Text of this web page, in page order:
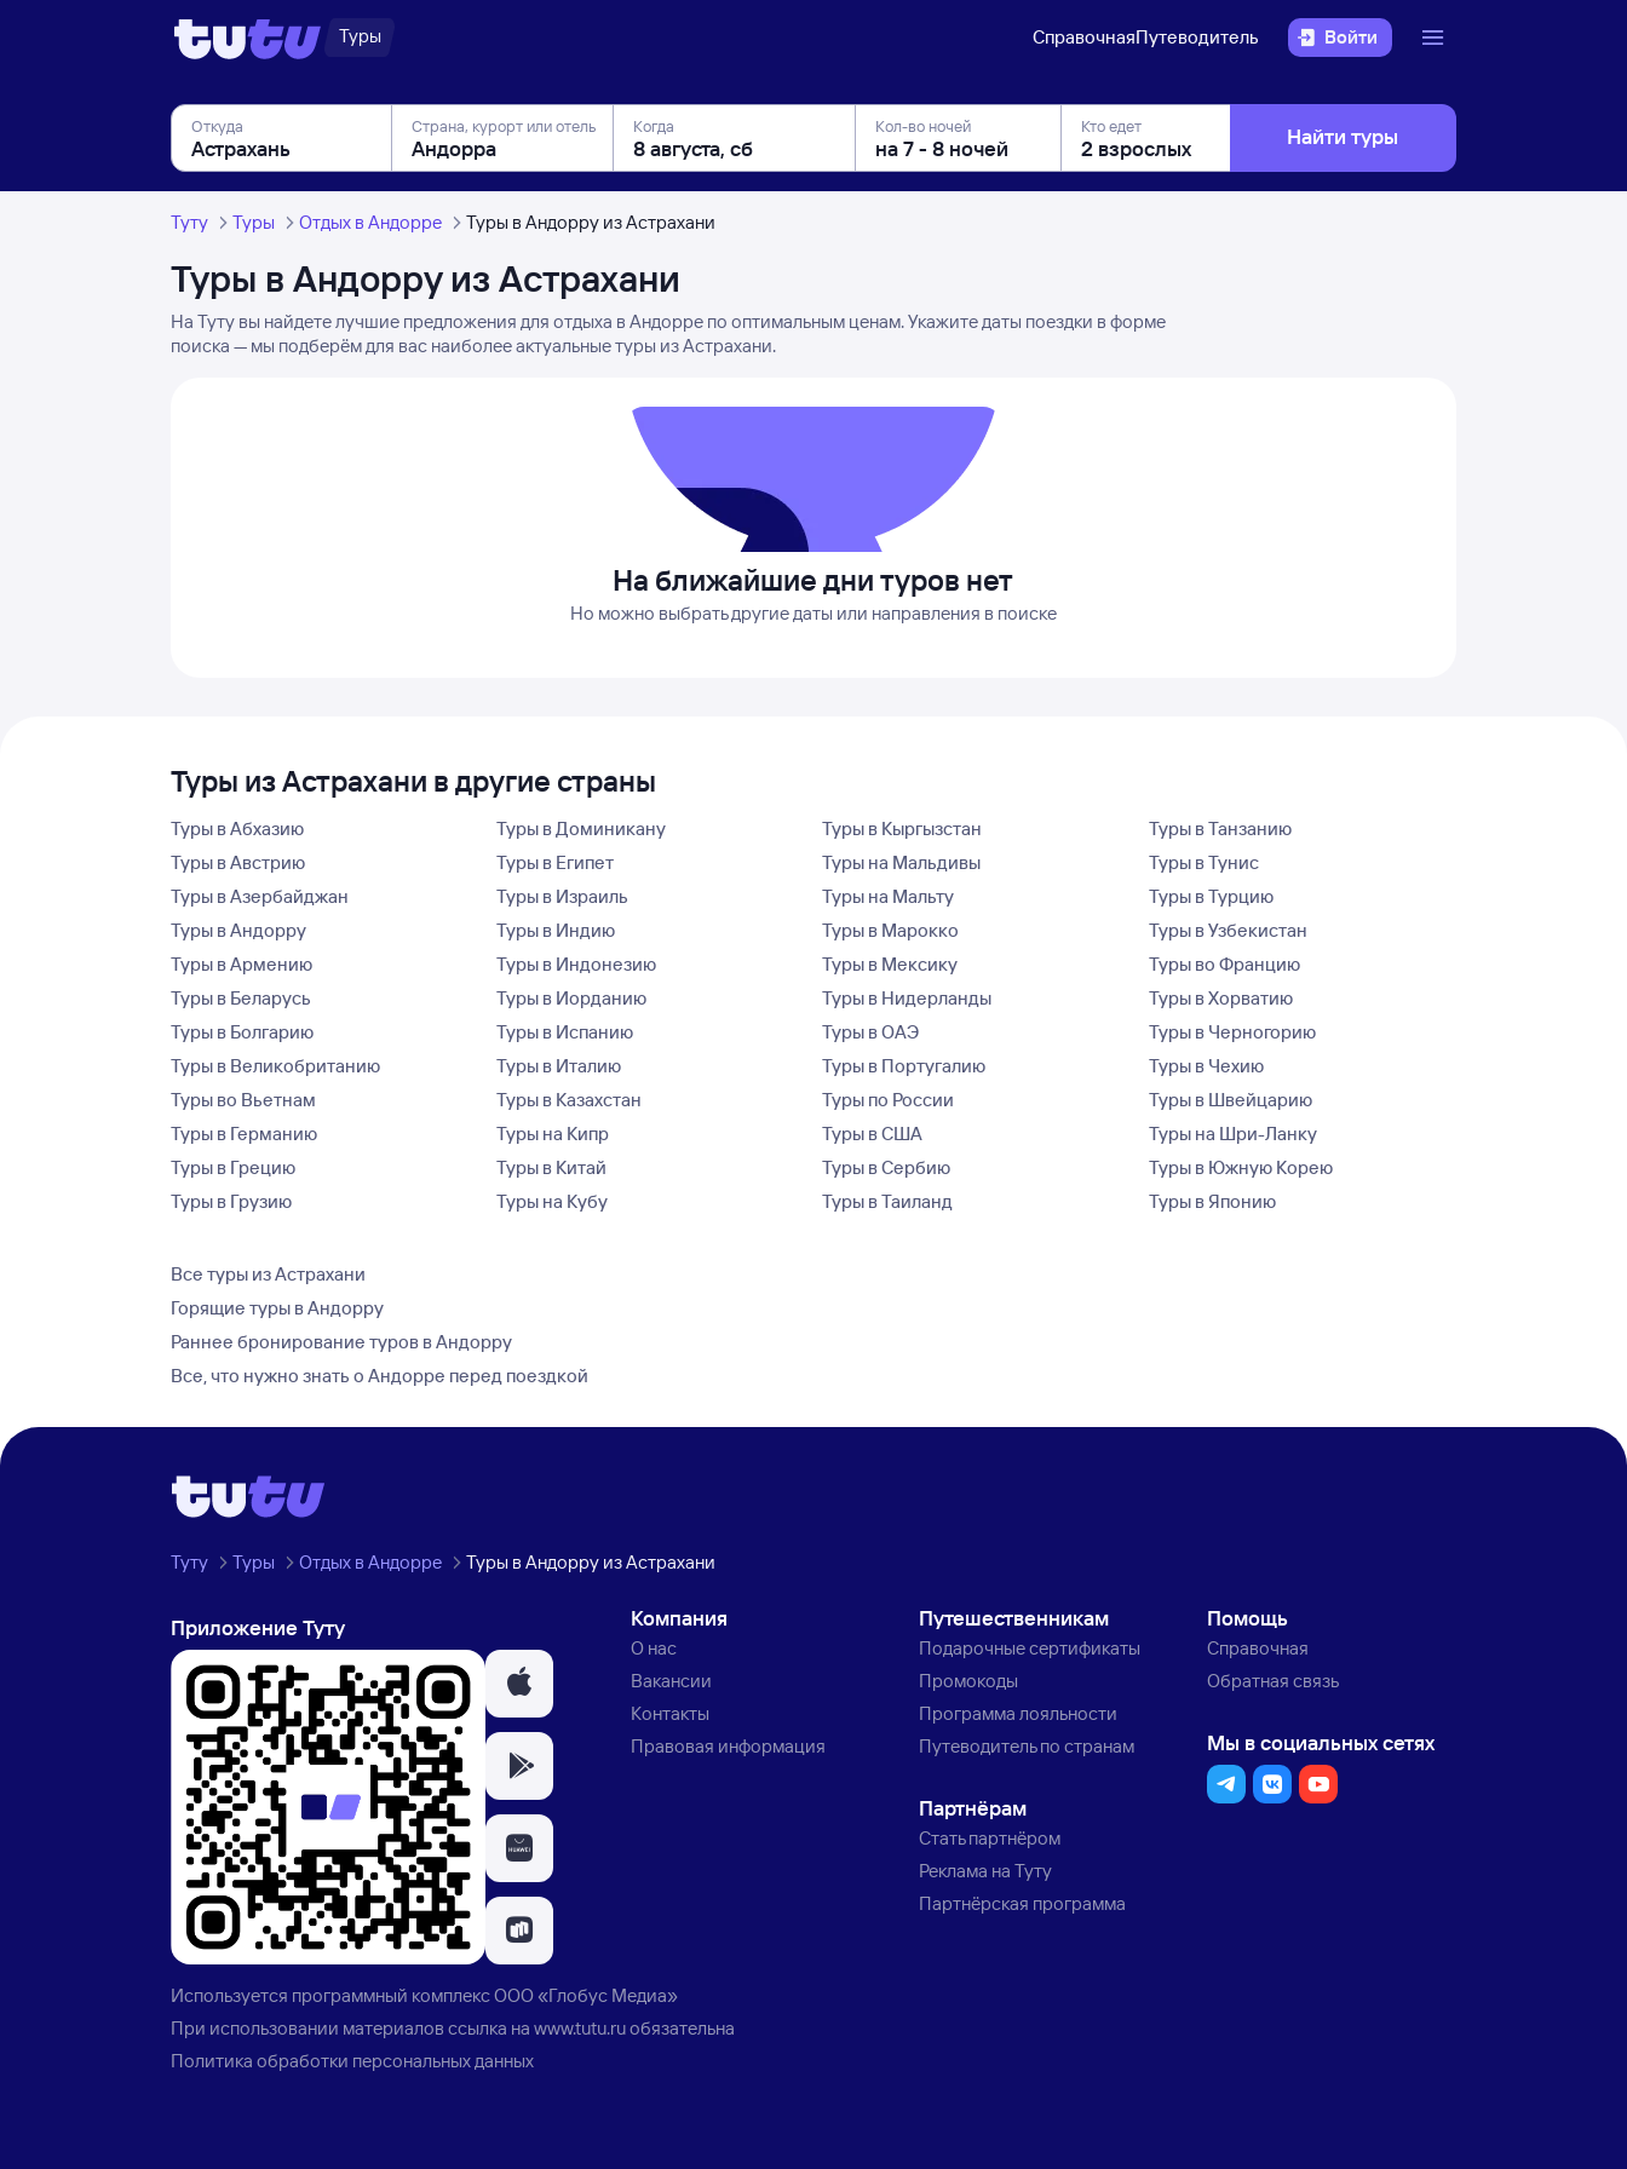
Туры СправочнаяПутеводитель Войти
Откуда Страна, курорт или отель Когда Кол-во ночей Кто едет Найти туры
Туту Туры Отдых в Андорре Туры в Андорру из Астрахани
Туры в Андорру из Астрахани
На Туту вы найдете лучшие предложения для отдыха в Андорре по оптимальным ценам. Укажите даты поездки в форме
поиска — мы подберём для вас наиболее актуальные туры из Астрахани.
На ближайшие дни туров нет
Но можно выбрать другие даты или направления в поиске
Туры из Астрахани в другие страны
Туры в Абхазию
Туры в Австрию
Туры в Азербайджан
Туры в Андорру
Туры в Армению
Туры в Беларусь
Туры в Болгарию
Туры в Великобританию
Туры во Вьетнам
Туры в Германию
Туры в Грецию
Туры в Грузию
Туры в Доминикану
Туры в Египет
Туры в Израиль
Туры в Индию
Туры в Индонезию
Туры в Иорданию
Туры в Испанию
Туры в Италию
Туры в Казахстан
Туры на Кипр
Туры в Китай
Туры на Кубу
Туры в Кыргызстан
Туры на Мальдивы
Туры на Мальту
Туры в Марокко
Туры в Мексику
Туры в Нидерланды
Туры в ОАЭ
Туры в Португалию
Туры по России
Туры в США
Туры в Сербию
Туры в Таиланд
Туры в Танзанию
Туры в Тунис
Туры в Турцию
Туры в Узбекистан
Туры во Францию
Туры в Хорватию
Туры в Черногорию
Туры в Чехию
Туры в Швейцарию
Туры на Шри-Ланку
Туры в Южную Корею
Туры в Японию
Все туры из Астрахани
Горящие туры в Андорру
Раннее бронирование туров в Андорру
Все, что нужно знать о Андорре перед поездкой
Туту Туры Отдых в Андорре Туры в Андорру из Астрахани
Приложение Туту Компания
О нас
Вакансии
Контакты
Правовая информация
Путешественникам
Подарочные сертификаты
Промокоды
Программа лояльности
Путеводитель по странам
Партнёрам
Стать партнёром
Реклама на Туту
Партнёрская программа
Помощь
Справочная
Обратная связь
Мы в социальных сетях
Используется программный комплексООО «Глобус Медиа»
При использовании материалов ссылка наwww.tutu.ruобязательна
Политика обработки персональных данных